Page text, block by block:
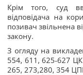
Крім того, суд
відповідача на
позивач звільнена
закону.
З огляду на
554, 611, 625-627 ЦК
265, 273,280, 354